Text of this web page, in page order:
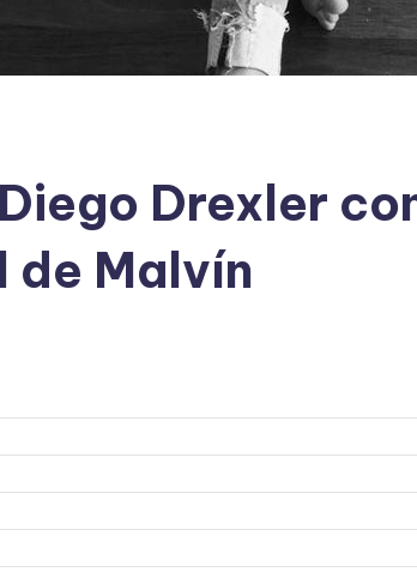
Drexler
de Malvín